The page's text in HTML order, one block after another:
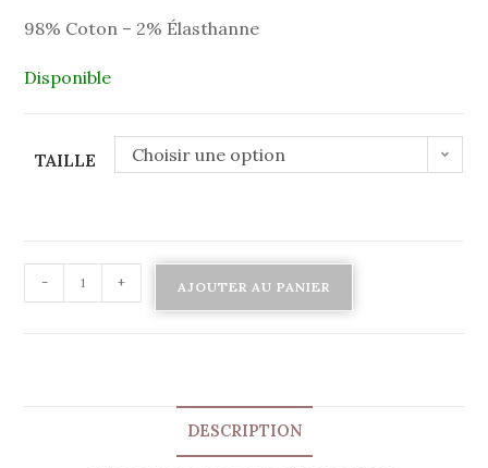
98% Coton – 2% Élasthanne
Disponible
TAILLE Choisir une option
- + AJOUTER AU PANIER
DESCRIPTION